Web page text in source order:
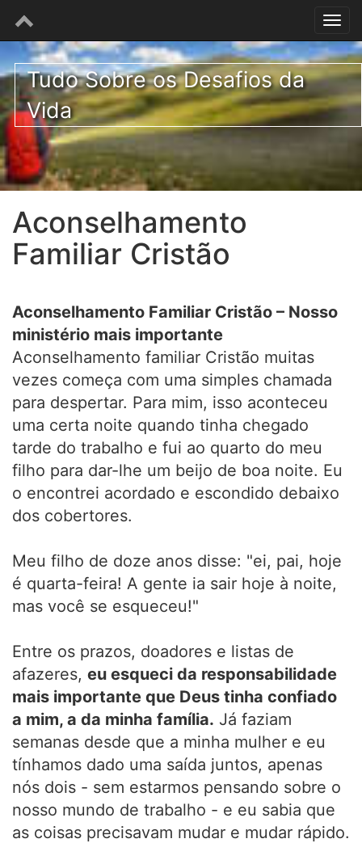
Tudo Sobre os Desafios da
Vida
Aconselhamento
Familiar Cristão
Aconselhamento Familiar Cristão – Nosso
ministério mais importante
Aconselhamento familiar Cristão muitas
vezes começa com uma simples chamada
para despertar. Para mim, isso aconteceu
uma certa noite quando tinha chegado
tarde do trabalho e fui ao quarto do meu
filho para dar-lhe um beijo de boa noite. Eu
o encontrei acordado e escondido debaixo
dos cobertores.
Meu filho de doze anos disse: "ei, pai, hoje
é quarta-feira! A gente ia sair hoje à noite,
mas você se esqueceu!"
Entre os prazos, doadores e listas de
afazeres, eu esqueci da responsabilidade
mais importante que Deus tinha confiado
a mim, a da minha família. Já faziam
semanas desde que a minha mulher e eu
tínhamos dado uma saída juntos, apenas
nós dois - sem estarmos pensando sobre o
nosso mundo de trabalho - e eu sabia que
as coisas precisavam mudar e mudar rápido.